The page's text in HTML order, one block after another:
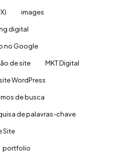
images
digital
no Google
de site MKT Digital
WordPress
de busca
de palavras-chave
Site
portfolio